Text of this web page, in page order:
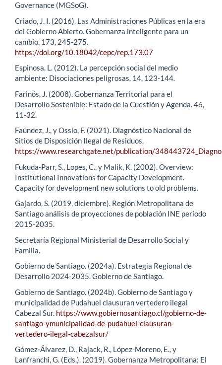
Governance (MGSoG).
Criado, J. I. (2016). Las Administraciones Públicas en la era
del Gobierno Abierto. Gobernanza inteligente para un
cambio. 173, 245-275.
https://doi.org/10.18042/cepc/rep.173.07
Espinosa, L. (2012). La percepción social del medio
ambiente: Disociaciones peligrosas. 14, 123-144.
Farinós, J. (2008). Gobernanza Territorial para el
Desarrollo Sostenible: Estado de la Cuestión y Agenda. 46,
11-32.
Faúndez, J., y Ossio, F. (2021). Diagnóstico Nacional de
Sitios de Disposición Ilegal de Residuos.
https://www.researchgate.net/publication/
Fukuda-Parr, S., Lopes, C., y Malik, K. (2002). Overview:
Institutional Innovations for Capacity Development.
Capacity for development new solutions to old problems.
Gajardo, S. (2019, diciembre). Región Metropolitana de
Santiago análisis de proyecciones de población INE período
2015-2035.
Secretaría Regional Ministerial de Desarrollo Social y
Familia.
Gobierno de Santiago. (2024a). Estrategia Regional de
Desarrollo 2024-2035. Gobierno de Santiago.
Gobierno de Santiago. (2024b). Gobierno de Santiago y
municipalidad de Pudahuel clausuran vertedero ilegal
Cabezal Sur. https://www.gobiernosantiago.cl/gobierno-de-
santiago-ymunicipalidad-de-pudahuel-clausuran-
vertedero-ilegal-cabezalsur/
Gómez-Álvarez, D., Rajack, R., López-Moreno, E., y
Lanfranchi, G. (Eds.). (2019). Gobernanza Metropolitana: El